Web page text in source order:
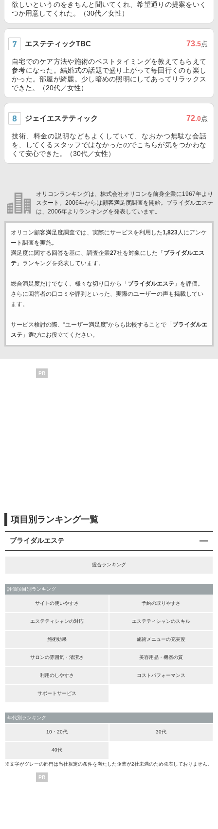
欲しいというのをきちんと聞いてくれ、希望通りの提案をいく
つか用意してくれた。（30代／女性）
エステティックTBC 73.5点
自宅でのケア方法や施術のベストタイミングを教えてもらえて
参考になった。結婚式の話題で盛り上がって毎回行くのも楽し
かった。部屋が綺麗。少し暗めの照明にしてあってリラックス
できた。（20代／女性）
ジェイエステティック 72.0点
技術、料金の説明などもよくしていて、なおかつ無駄な会話
を、してくるスタッフではなかったのでこちらが気をつかわな
くて安心できた。（30代／女性）
オリコンランキングは、株式会社オリコンを前身企業に1967年より
スタート。2006年からは顧客満足度調査を開始。ブライダルエステ
は、2006年よりランキングを発表しています。
オリコン顧客満足度調査では、実際にサービスを利用した1,823人にアンケ
ート調査を実施。
満足度に関する回答を基に、調査企業27社を対象にした「 ブライダルエス
テ」ランキングを発表しています。
総合満足度だけでなく、様々な切り口から「 ブライダルエステ」を評価。
さらに回答者の口コミや評判といった、実際のユーザーの声も掲載してい
ます。
サービス検討の際、“ユーザー満足度”からも比較することで「 ブライダルエ
ステ」選びにお役立てください。
PR
項目別ランキング一覧
ブライダルエステ
総合ランキング
評価項目別ランキング
サイトの使いやすさ 予約の取りやすさ
エステティシャンの対応 エステティシャンのスキル
施術効果 施術メニューの充実度
サロンの雰囲気・清潔さ 美容用品・機器の質
利用のしやすさ コストパフォーマンス
サポートサービス
年代別ランキング
10・20代 30代
40代
※文字がグレーの部門は当社規定の条件を満たした企業が2社未満のため発表しておりません。
PR